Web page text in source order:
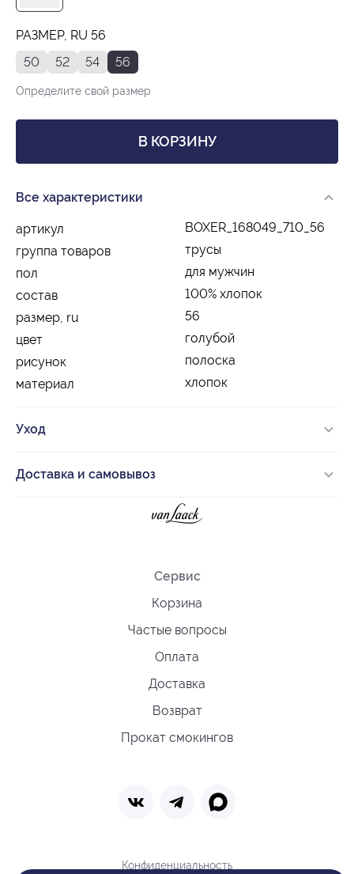
РАЗМЕР, RU 56
50
52 54 56
Определите свой размер
В КОРЗИНУ
Все характеристики
артикул
BOXER_168049_710_56
группа товаров
трусы
пол
для мужчин
состав
100% хлопок
размер, ru
56
цвет
голубой
рисунок
полоска
материал
хлопок
Уход
Доставка и самовывоз
Сервис
Корзина
Частые вопросы
Оплата
Доставка
Возврат
Прокат смокингов
Конфиденциальность